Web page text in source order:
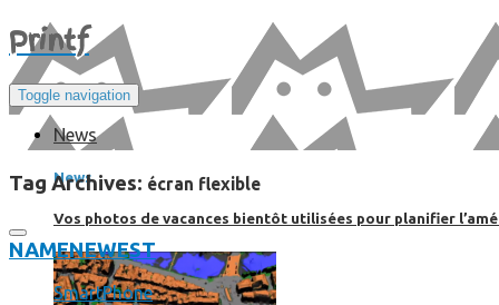
Printf
Toggle navigation
News
News
Vos photos de vacances bientôt utilisées pour planifier
Tag Archives: écran flexible
NAMENEWEST
SmartPhone